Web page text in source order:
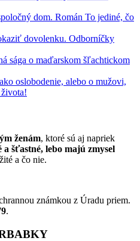
dom. Román To jediné, čo
dovolenku. Odborníčky
sága o maďarskom šľachtickom
oslobodenie, alebo o mužovi,
ženám, ktoré sú aj napriek
a šťastné, lebo majú zmysel
a čo nie.
známkou z Úradu priem.
.